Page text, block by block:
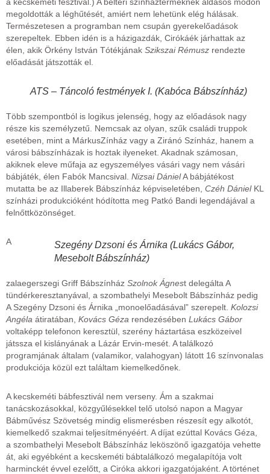
megoldották a léghűtését, amiért nem lehetünk elég hálásak.
Természetesen a programban nem csupán gyerekelőadások
szerepeltek. Ebben idén is a házigazdák, Cirókáék járhattak az
élen, akik Örkény István Tótékjának Szikszai Rémusz rendezte
előadását játszották el.
ATS – Táncoló festmények I. (Kabóca Bábszínház)
Több szempontból is logikus jelenség, hogy az előadások nagy
része kis személyzetű. Nemcsak az olyan, szűk családi truppok
esetében, mint a MárkusZínház vagy a Ziránó Színház, hanem a
városi bábszínházak is hoztak ilyeneket. Akadnak számosan,
akiknek eleve műfaja az egyszemélyes vásári vagy nem vásári
bábjáték, élen Fabók Mancsival. Nizsai DánielA bábjátékost
mutatta be az Illaberek Bábszínház képviseletében, Czéh DánielKL
színházi produkcióként hódította meg Patkó Bandi legendájával a
felnőttközönséget.
Szegény Dzsoni és Árnika (Lukács Gábor,
Mesebolt Bábszínház)
A
zalaegerszegi Griff Bábszínház Szolnok Ágnest delegálta A
tündérkeresztanyával, a szombathelyi Mesebolt Bábszínház pedig
A Szegény Dzsoni és Árnika „monoelőadásával” szerepelt. Kolozsi
Angéla átiratában, Kovács Géza rendezésében Lukács Gábor
voltaképp telefonon keresztül, szerény háztartása eszközeivel
játssza el kislányának a Lázár Ervin-mesét. A találkozó
programjának általam (valamikor, valahogyan) látott 16 színvonalas
produkciója közül ezt találtam kiemelkedőnek.
A kecskeméti bábfesztivál nem verseny. Ám a szakmai
tanácskozásokkal, közgyűlésekkel telő utolsó napon a Magyar
Bábművész Szövetség mindig elismerésben részesít egy alkotót,
kiemelkedő szakmai teljesítményéért. A díjat ezúttal Kovács Géza,
a szombathelyi Mesebolt Bábszínház leköszönő igazgatója vehette
át, aki egyébként a kecskeméti bábtalálkozó megalapítója volt
harminckét évvel ezelőtt, a Ciróka akkori igazgatójaként. A történet